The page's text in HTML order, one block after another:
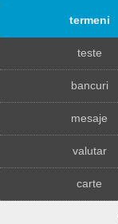
termeni
teste
bancuri
mesaje
valutar
carte